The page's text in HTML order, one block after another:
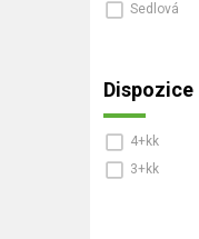
Sedlová
Dispozice
4+kk
3+kk